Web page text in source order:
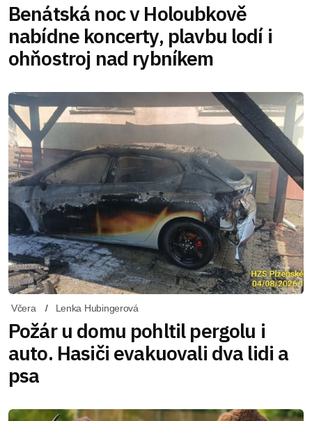
Benátská noc v Holoubkově
nabídne koncerty, plavbu lodí i
ohňostroj nad rybníkem
Včera Lenka Hubingerová
Požár u domu pohltil pergolu i
auto. Hasiči evakuovali dva lidi a
psa